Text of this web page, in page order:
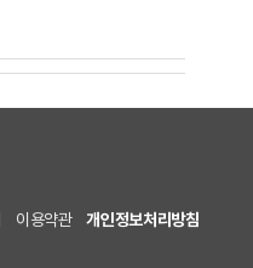
이용약관
개인정보처리방침